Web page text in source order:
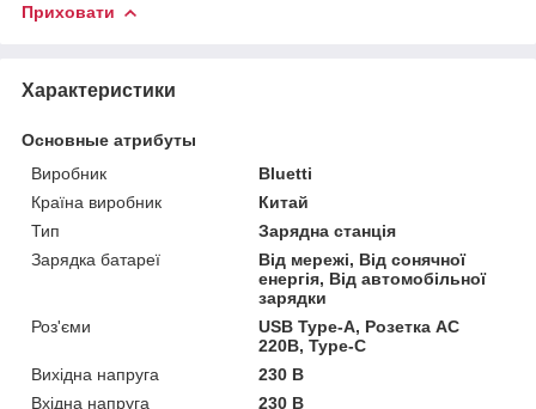
Приховати
Характеристики
Основные атрибуты
Виробник
Bluetti
Країна виробник
Китай
Тип
Зарядна станція
Зарядка батареї
Від мережі, Від сонячної
енергія, Від автомобільної
зарядки
Роз'єми
USB Type-A, Розетка AC
220В, Type-C
Вихідна напруга
230 В
Вхідна напруга
230 В